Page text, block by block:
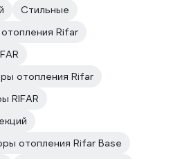
Стильные
Rifar
отопления Rifar
RIFAR
отопления Rifar Base